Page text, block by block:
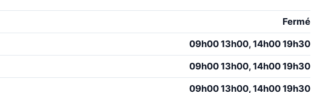
Fermé
09h00 13h00, 14h00 19h30
09h00 13h00, 14h00 19h30
09h00 13h00, 14h00 19h30